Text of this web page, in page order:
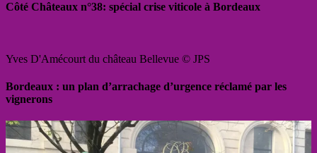
Côté Châteaux n°38: spécial crise viticole à Bordeaux
Yves D'Amécourt du château Bellevue © JPS
Bordeaux : un plan d’arrachage d’urgence réclamé par les
vignerons